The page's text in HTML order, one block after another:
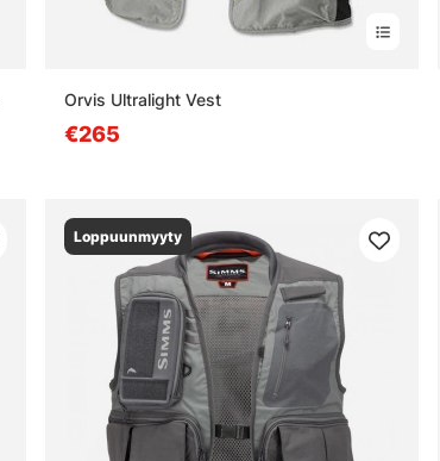
Orvis Ultralight Vest
€265
Loppuunmyyty